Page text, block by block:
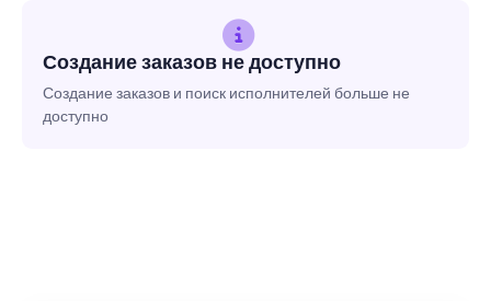
Создание заказов не доступно
Создание заказов и поиск исполнителей больше не
доступно